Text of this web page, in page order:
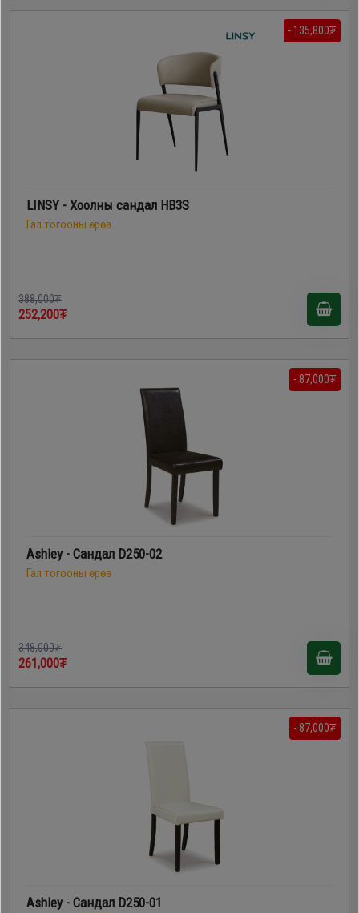
- 135,800₮
LINSY - Хоолны сандал HB3S
Гал тогооны өрөө
388,000₮
252,200₮
- 87,000₮
Ashley - Сандал D250-02
Гал тогооны өрөө
348,000₮
261,000₮
- 87,000₮
Ashley - Сандал D250-01